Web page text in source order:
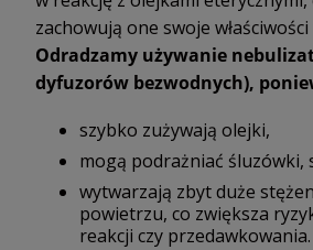
zachowują one swoje
Odradzamy używanie
dyfuzorów bezwodnych),
szybko zużywają olejki,
mogą podrażniać śluzówki,
wytwarzają zbyt duże
powietrzu, co zwiększa
reakcji czy przedawkowania.